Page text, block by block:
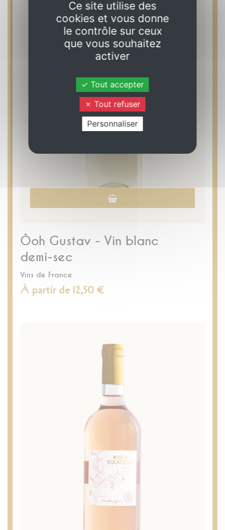
Ôoh Gustav - Vin blanc
demi-sec
Vins de France
À partir de 12,50 €
Ce site utilise des
cookies et vous donne
le contrôle sur ceux
que vous souhaitez
activer
Tout accepter
Tout refuser
Personnaliser